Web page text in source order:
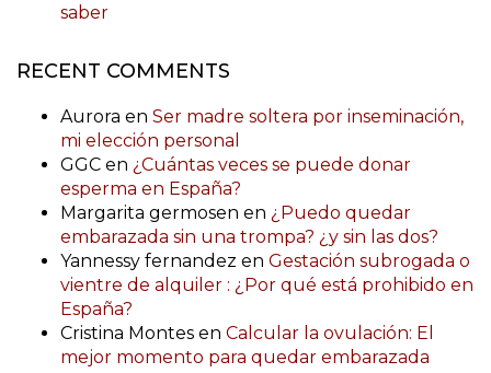
saber
RECENT COMMENTS
Aurora en Ser madre soltera por inseminación,
mi elección personal
GGC en ¿Cuántas veces se puede donar
esperma en España?
Margarita germosen en ¿Puedo quedar
embarazada sin una trompa? ¿y sin las dos?
Yannessy fernandez en Gestación subrogada o
vientre de alquiler : ¿Por qué está prohibido en
España?
Cristina Montes en Calcular la ovulación: El
mejor momento para quedar embarazada